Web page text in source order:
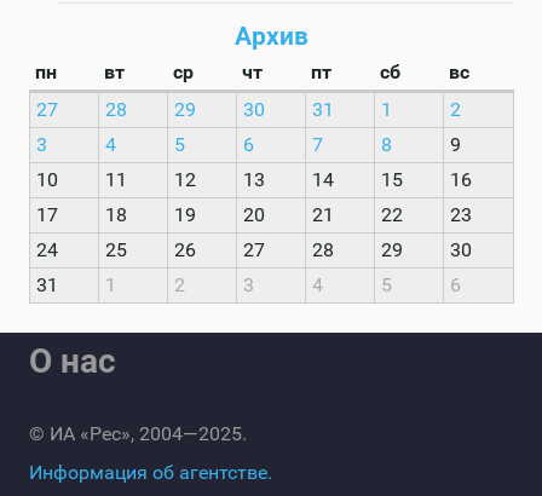
Архив
пн вт ср чт пт сб
вс
27
28 29 30 31 1
2
3
4 5 6 7 8
9
10
11 12 13 14 15
16
17
18 19 20 21 22
23
24
25 26 27 28 29
30
31
1 2 3 4 5 6
О нас
© ИА «Рес», 2004—2025.
Информация об агентстве.